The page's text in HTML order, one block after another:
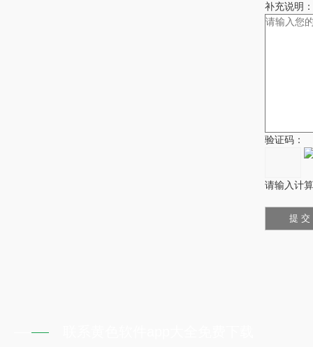
补充说明：
验证码：
请输入计算